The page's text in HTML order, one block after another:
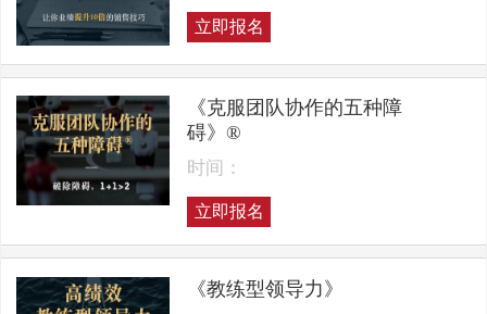
立即报名
《克服团队协作的五种障
碍》®
时间：
立即报名
《教练型领导力》